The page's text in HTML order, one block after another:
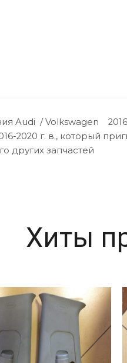
Audi / Volkswagen
2020 г. в., который
других запчастей
Хиты